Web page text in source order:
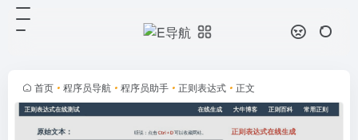
首页 • 程序员导航 • 程序员助手 • 正则表达式 • 正文
以查看。